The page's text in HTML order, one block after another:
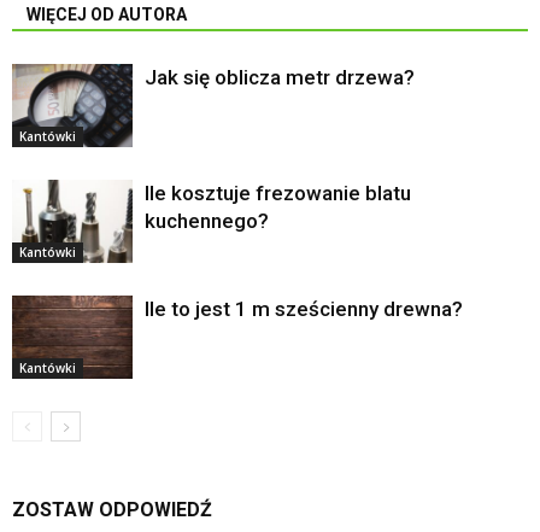
WIĘCEJ OD AUTORA
Kantówki
Jak się oblicza metr drzewa?
Kantówki
Ile kosztuje frezowanie blatu
kuchennego?
Kantówki
Ile to jest 1 m sześcienny drewna?
ZOSTAW ODPOWIEDŹ